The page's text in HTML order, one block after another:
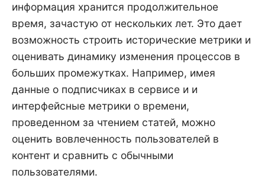
информация хранится продолжительное
время, зачастую от нескольких лет. Это дает
возможность строить исторические метрики и
оценивать динамику изменения процессов в
больших промежутках. Например, имея
данные о подписчиках в сервисе и и
интерфейсные метрики о времени,
проведенном за чтением статей, можно
оценить вовлеченность пользователей в
контент и сравнить с обычными
пользователями.